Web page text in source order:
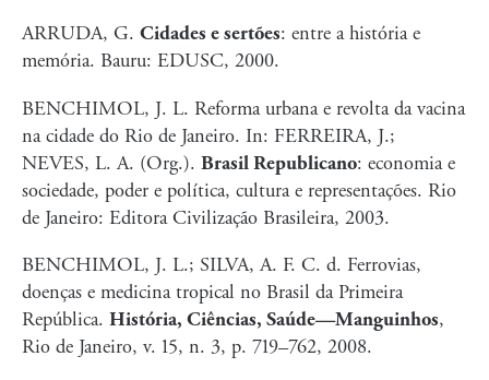
ARRUDA, G. Cidades e sertões: entre a história e
memória. Bauru: EDUSC, 2000.
BENCHIMOL, J. L. Reforma urbana e revolta da vacina
na cidade do Rio de Janeiro. In: FERREIRA, J.;
NEVES, L. A. (Org.). Brasil Republicano: economia e
sociedade, poder e política, cultura e representações. Rio
de Janeiro: Editora Civilização Brasileira, 2003.
BENCHIMOL, J. L.; SILVA, A. F. C. d. Ferrovias,
doenças e medicina tropical no Brasil da Primeira
República. História, Ciências, Saúde—Manguinhos,
Rio de Janeiro, v. 15, n. 3, p. 719–762, 2008.